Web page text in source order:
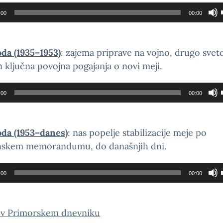
00:00
(1935–1953): zajema priprave na vojno, drugo
ključna povojna pogajanja o novi meji.
00:00
(1953–danes): nas popelje stabilizacije meje po
memorandumu, do današnjih dni.
00:00
Primorskem dnevniku